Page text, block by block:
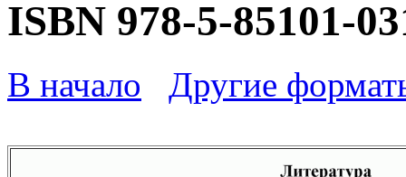
ISBN 978-5-85101-
В начало Другие